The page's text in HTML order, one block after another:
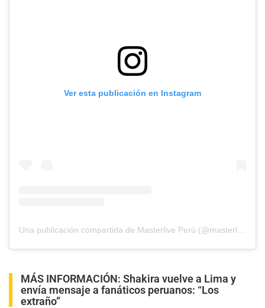
Ver esta publicación en Instagram
MÁS INFORMACIÓN: Shakira vuelve a Lima y
envía mensaje a fanáticos peruanos: “Los
extraño”